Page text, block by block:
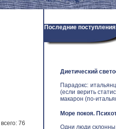
всего: 76
Последние
Диетический
Парадокс:
(если верить
макарон (по-
Море покоя.
Одни люди склонны